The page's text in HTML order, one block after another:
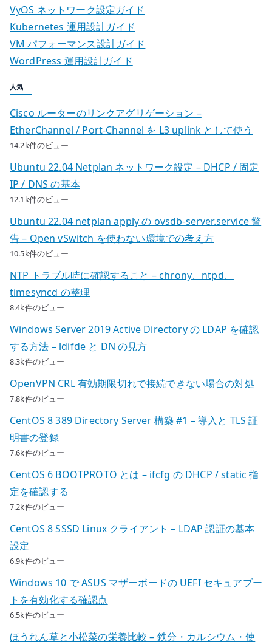
VyOS ネットワーク設定ガイド
Kubernetes 運用設計ガイド
VM パフォーマンス設計ガイド
WordPress 運用設計ガイド
人気
Cisco ルーターのリンクアグリゲーション –
EtherChannel / Port-Channel を L3 uplink として使う
14.2k件のビュー
Ubuntu 22.04 Netplan ネットワーク設定 – DHCP / 固定
IP / DNS の基本
12.1k件のビュー
Ubuntu 22.04 netplan apply の ovsdb-server.service 警
告 – Open vSwitch を使わない環境での考え方
10.5k件のビュー
NTP トラブル時に確認すること – chrony、ntpd、
timesyncd の整理
8.4k件のビュー
Windows Server 2019 Active Directory の LDAP を確認
する方法 – ldifde と DN の見方
8.3k件のビュー
OpenVPN CRL 有効期限切れで接続できない場合の対処
7.8k件のビュー
CentOS 8 389 Directory Server 構築 #1 – 導入と TLS 証
明書の登録
7.6k件のビュー
CentOS 6 BOOTPROTO とは – ifcfg の DHCP / static 指
定を確認する
7.2k件のビュー
CentOS 8 SSSD Linux クライアント – LDAP 認証の基本
設定
6.9k件のビュー
Windows 10 で ASUS マザーボードの UEFI セキュアブー
トを有効化する確認点
6.5k件のビュー
ほうれん草と小松菜の栄養比較 – 鉄分・カルシウム・使